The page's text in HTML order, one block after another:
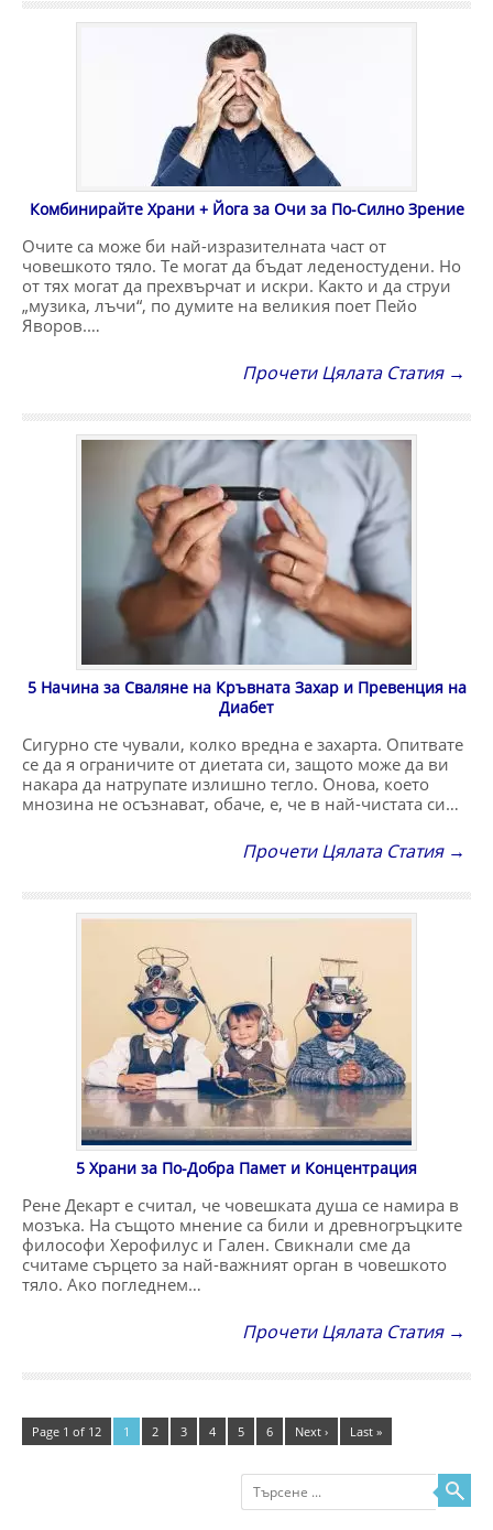
Комбинирайте Храни + Йога за Очи за По-Силно Зрение
Очите са може би най-изразителната част от
човешкото тяло. Те могат да бъдат леденостудени. Но
от тях могат да прехвърчат и искри. Както и да струи
„музика, лъчи“, по думите на великия поет Пейо
Яворов.…
Прочети Цялата Статия →
5 Начина за Сваляне на Кръвната Захар и Превенция на
Диабет
Сигурно сте чували, колко вредна е захарта. Опитвате
се да я ограничите от диетата си, защото може да ви
накара да натрупате излишно тегло. Онова, което
мнозина не осъзнават, обаче, е, че в най-чистата си…
Прочети Цялата Статия →
5 Храни за По-Добра Памет и Концентрация
Рене Декарт е считал, че човешката душа се намира в
мозъка. На същото мнение са били и древногръцките
философи Херофилус и Гален. Свикнали сме да
считаме сърцето за най-важният орган в човешкото
тяло. Ако погледнем…
Прочети Цялата Статия →
Page 1 of 12 1 2 3 4 5 6 Next › Last »
Търсене